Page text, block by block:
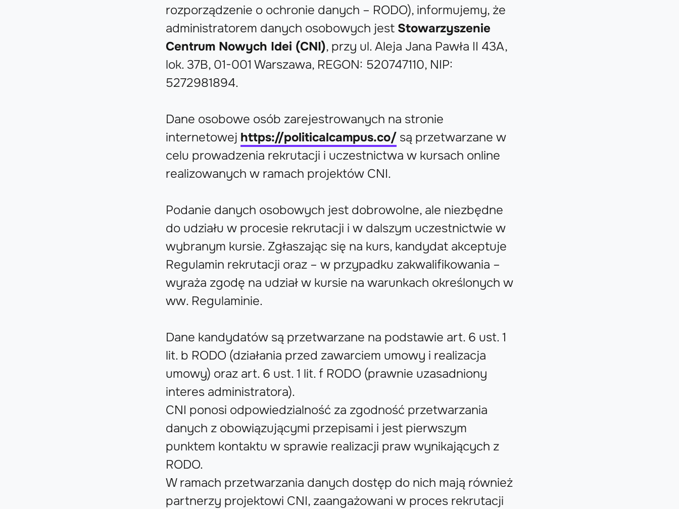
rozporządzenie o ochronie danych – RODO), informujemy, że
administratorem danych osobowych jest Stowarzyszenie
Centrum Nowych Idei (CNI), przy ul. Aleja Jana Pawła II 43A,
lok. 37B, 01-001 Warszawa, REGON: 520747110, NIP:
5272981894.
Dane osobowe osób zarejestrowanych na stronie
internetowej https://politicalcampus.co/ są przetwarzane w
celu prowadzenia rekrutacji i uczestnictwa w kursach online
realizowanych w ramach projektów CNI.
Podanie danych osobowych jest dobrowolne, ale niezbędne
do udziału w procesie rekrutacji i w dalszym uczestnictwie w
wybranym kursie. Zgłaszając się na kurs, kandydat akceptuje
Regulamin rekrutacji oraz – w przypadku zakwalifikowania –
wyraża zgodę na udział w kursie na warunkach określonych w
ww. Regulaminie.
Dane kandydatów są przetwarzane na podstawie art. 6 ust. 1
lit. b RODO (działania przed zawarciem umowy i realizacja
umowy) oraz art. 6 ust. 1 lit. f RODO (prawnie uzasadniony
interes administratora).
CNI ponosi odpowiedzialność za zgodność przetwarzania
danych z obowiązującymi przepisami i jest pierwszym
punktem kontaktu w sprawie realizacji praw wynikających z
RODO.
W ramach przetwarzania danych dostęp do nich mają również
partnerzy projektowi CNI, zaangażowani w proces rekrutacji